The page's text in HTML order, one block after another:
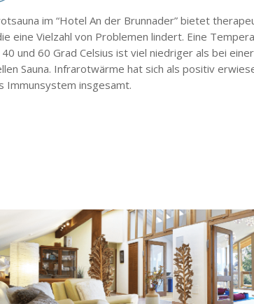
im “Hotel An der Brunnader” bietet
eine Vielzahl von Problemen lindert. Eine
und 60 Grad Celsius ist viel niedriger als bei einer
Sauna. Infrarotwärme hat sich als positiv
Immunsystem insgesamt.